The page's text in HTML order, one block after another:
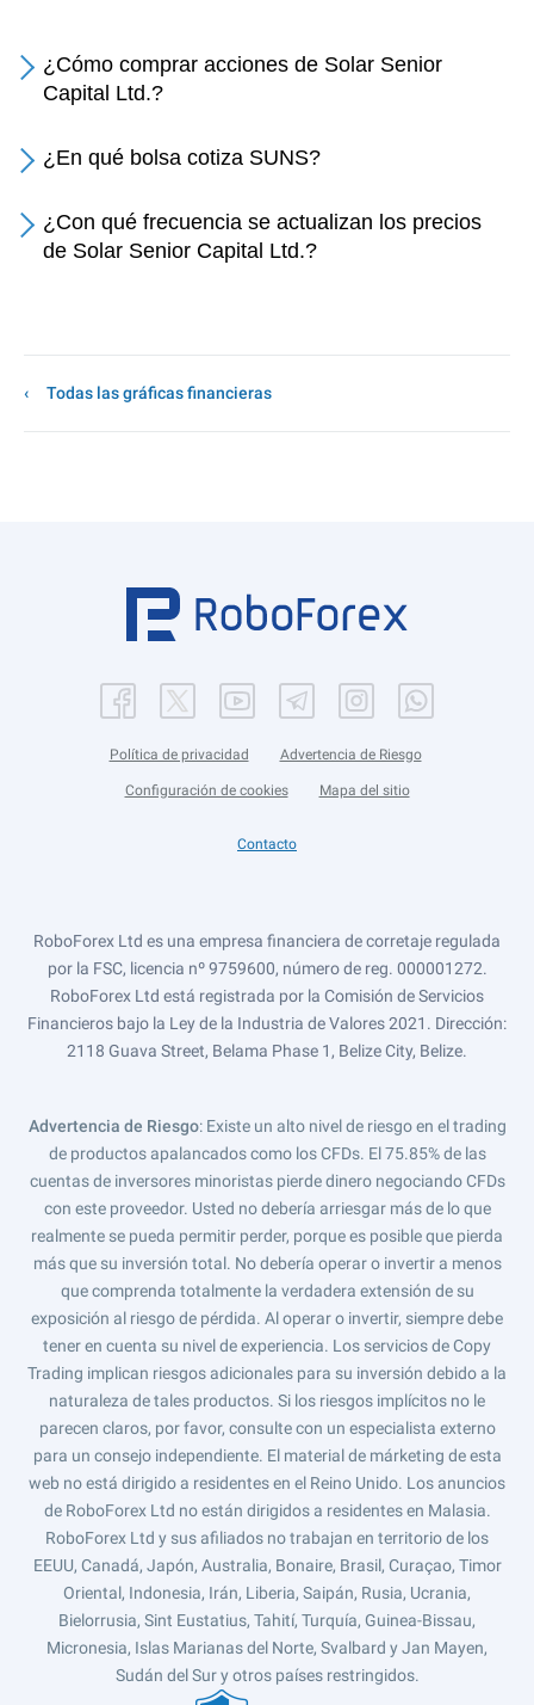
¿Cómo comprar acciones de Solar Senior
Capital Ltd.?
¿En qué bolsa cotiza SUNS?
¿Con qué frecuencia se actualizan los precios
de Solar Senior Capital Ltd.?
Todas las gráficas financieras
Política de privacidad Advertencia de Riesgo
Configuración de cookies Mapa del sitio
Contacto
RoboForex Ltd es una empresa financiera de corretaje regulada
por la FSC, licencia nº 9759600, número de reg. 000001272.
RoboForex Ltd está registrada por la Comisión de Servicios
Financieros bajo la Ley de la Industria de Valores 2021. Dirección:
2118 Guava Street, Belama Phase 1, Belize City, Belize.
Advertencia de Riesgo: Existe un alto nivel de riesgo en el trading
de productos apalancados como los CFDs. El 75.85% de las
cuentas de inversores minoristas pierde dinero negociando CFDs
con este proveedor. Usted no debería arriesgar más de lo que
realmente se pueda permitir perder, porque es posible que pierda
más que su inversión total. No debería operar o invertir a menos
que comprenda totalmente la verdadera extensión de su
exposición al riesgo de pérdida. Al operar o invertir, siempre debe
tener en cuenta su nivel de experiencia. Los servicios de Copy
Trading implican riesgos adicionales para su inversión debido a la
naturaleza de tales productos. Si los riesgos implícitos no le
parecen claros, por favor, consulte con un especialista externo
para un consejo independiente. El material de márketing de esta
web no está dirigido a residentes en el Reino Unido. Los anuncios
de RoboForex Ltd no están dirigidos a residentes en Malasia.
RoboForex Ltd y sus afiliados no trabajan en territorio de los
EEUU, Canadá, Japón, Australia, Bonaire, Brasil, Curaçao, Timor
Oriental, Indonesia, Irán, Liberia, Saipán, Rusia, Ucrania,
Bielorrusia, Sint Eustatius, Tahití, Turquía, Guinea-Bissau,
Micronesia, Islas Marianas del Norte, Svalbard y Jan Mayen,
Sudán del Sur y otros países restringidos.